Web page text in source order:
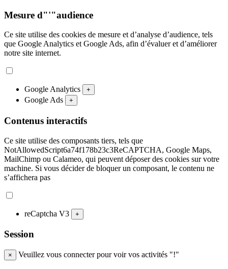
Mesure d"'"audience
Ce site utilise des cookies de mesure et d’analyse d’audience, tels
que Google Analytics et Google Ads, afin d’évaluer et d’améliorer
notre site internet.
Google Analytics +
Google Ads +
Contenus interactifs
Ce site utilise des composants tiers, tels que
NotAllowedScript6a74f178b23c3ReCAPTCHA, Google Maps,
MailChimp ou Calameo, qui peuvent déposer des cookies sur votre
machine. Si vous décider de bloquer un composant, le contenu ne
s’affichera pas
reCaptcha V3 +
Session
× Veuillez vous connecter pour voir vos activités "!"